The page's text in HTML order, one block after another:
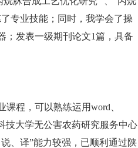
专业技能；同时，我学会了操
；发表一级期刊论文1篇，具备
程，可以熟练运用word、
技大学无公害农药研究服务中心
、译”能力较强，已顺利通过陕